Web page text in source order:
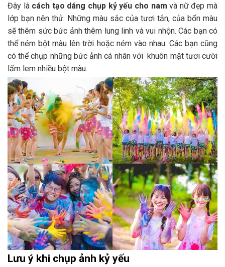
Đây là cách tạo dáng chụp kỷ yếu cho nam và nữ đẹp mà
lớp bạn nên thử. Những màu sắc của tươi tắn, của bổn màu
sẽ thêm sức bức ảnh thêm lung linh và vui nhộn. Các bạn có
thể ném bột màu lên trời hoặc ném vào nhau. Các bạn cũng
có thể chụp những bức ảnh cá nhân với khuôn mặt tươi cười
lấm lem nhiều bột màu.
Lưu ý khi chụp ảnh kỷ yếu